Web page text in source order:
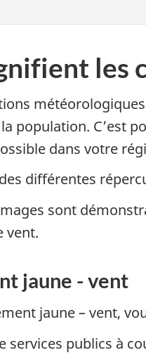
les
population. C’est
dans votre
différentes
sont
vent.
jaune - vent
jaune – vent,
services publics à